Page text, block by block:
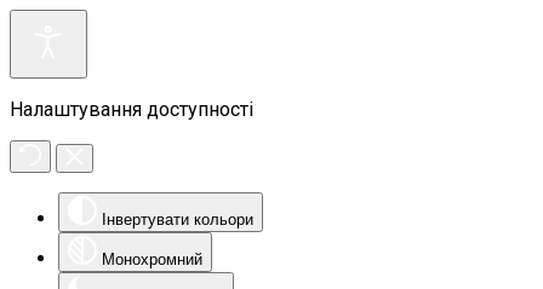
Налаштування доступності
Інвертувати кольори
Монохромний